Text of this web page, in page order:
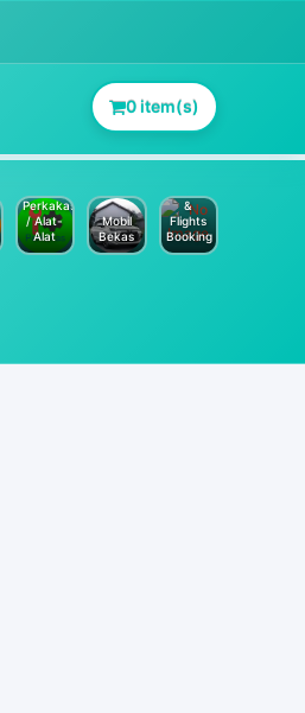
0 item(s)
Perkakas
/ Alat-
Alat
Mobil
Bekas
&
Flights
Booking